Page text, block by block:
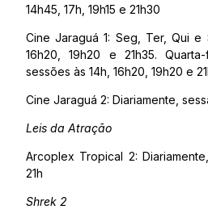
14h45, 17h, 19h15 e 21h30
Cine Jaraguá 1: Seg, Ter, Qui e
16h20, 19h20 e 21h35.
sessões às 14h, 16h20, 19h20 e
Cine Jaraguá 2: Diariamente,
Leis da Atração
Arcoplex Tropical 2:
21h
Shrek 2